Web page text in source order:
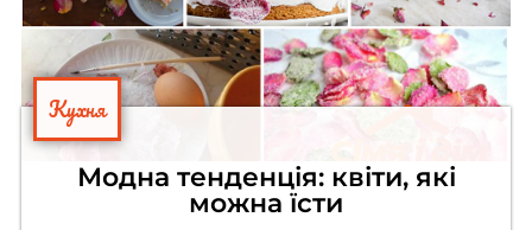
Кухня
Модна тенденція: квіти, які
можна їсти